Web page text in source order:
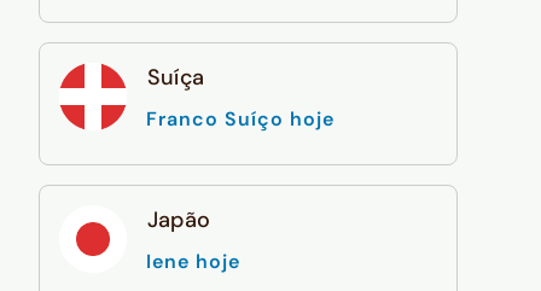
Suíça
Franco Suíço hoje
Japão
Iene hoje